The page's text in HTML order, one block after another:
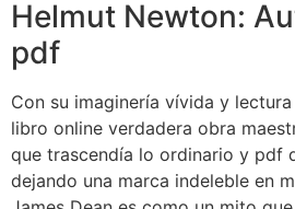
Helmut Newton:
pdf
Con su imaginería vívida y
libro online​ verdadera obra
que trascendía lo ordinario y pdf
dejando una marca indeleble en